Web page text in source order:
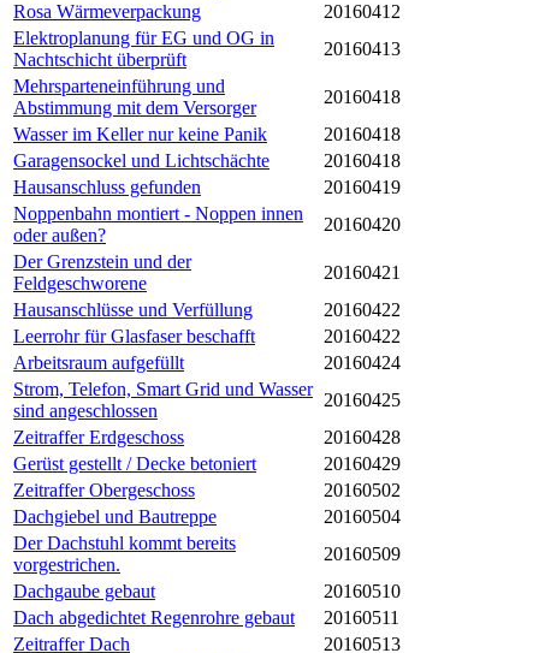
Rosa Wärmeverpackung
20160412
Elektroplanung für EG und OG in
Nachtschicht überprüft
20160413
Mehrsparteneinführung und
Abstimmung mit dem Versorger
20160418
Wasser im Keller nur keine Panik
20160418
Garagensockel und Lichtschächte
20160418
Hausanschluss gefunden
20160419
Noppenbahn montiert - Noppen innen
oder außen?
20160420
Der Grenzstein und der
Feldgeschworene
20160421
Hausanschlüsse und Verfüllung
20160422
Leerrohr für Glasfaser beschafft
20160422
Arbeitsraum aufgefüllt
20160424
Strom, Telefon, Smart Grid und Wasser
sind angeschlossen
20160425
Zeitraffer Erdgeschoss
20160428
Gerüst gestellt / Decke betoniert
20160429
Zeitraffer Obergeschoss
20160502
Dachgiebel und Bautreppe
20160504
Der Dachstuhl kommt bereits
vorgestrichen.
20160509
Dachgaube gebaut
20160510
Dach abgedichtet Regenrohre gebaut
20160511
Zeitraffer Dach
20160513